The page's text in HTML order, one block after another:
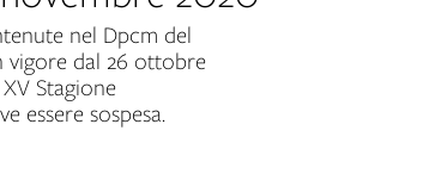
nel Dpcm del
vigore dal 26 ottobre
Stagione
essere sospesa.